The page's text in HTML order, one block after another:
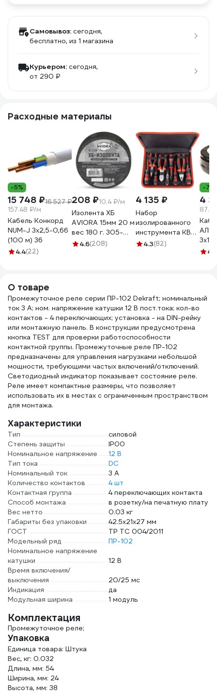
Самовывоз: сегодня,
бесплатно, из 1 магазина
Курьером: сегодня,
от 290 ₽
Расходные материалы
-5%
15 748 ₽16 527 ₽
157.48 ₽/м
Кабель Конкорд
NUM-J 3х2,5-0,66
(100 м) 36
4.4(22)
208 ₽10.4 ₽/м
Изолента ХБ
AVIORA 15мм 20 м
вес 180 г. 305-
0654.6(208)
4 135 ₽
Набор
изолированного
инструмента КВТ
НИИ-01 59380
4.3(82)
-7%
4
м 4.7
О товаре
Промежуточное реле серии ПР-102 Dekraft; номинальный
ток 3 А; ном. напряжение катушки 12 В пост.тока; кол-во
контактов - 4 переключающих; установка - на DIN-рейку
или монтажную панель. В конструкции предусмотрена
кнопка TEST для проверки работоспособности
контактной группы. Промежуточные реле ПР-102
предназначены для управления нагрузками небольшой
мощности, требующими частых включений/отключений.
Светодиодный индикатор показывает состояние реле.
Реле имеет компактные размеры, что позволяет
использовать их в местах с ограниченным пространством
для монтажа.
Характеристики
Тип
силовой
Степень защиты
IP00
Номинальное напряжение
12 В
Тип тока
DC
Номинальный ток
3 А
Количество контактов
4 шт
Контактная группа
4 переключающих контакта
Способ монтажа
в розетку/на печатную плату
Вес нетто
0.03 кг
Габариты без упаковки
42.5х21х27 мм
ГОСТ
ТР ТС 004/2011
Модельный ряд
ПР-102
Номинальное напряжение
катушки
12 В
Время включения/
выключения
20/25 мс
Индикация
да
Модульная ширина
1 модуль
Комплектация
Промежуточное реле;
Упаковка
Единица товара: Штука
Вес, кг: 0.032
Длина, мм: 54
Ширина, мм: 24
Высота, мм: 38